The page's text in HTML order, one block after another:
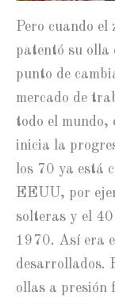
Pero cuando
patentó su olla
punto de
mercado de
todo el mundo,
inicia la
los 70 ya está
EEUU, por
solteras y el
1970. Así era
desarrollados.
ollas a presión